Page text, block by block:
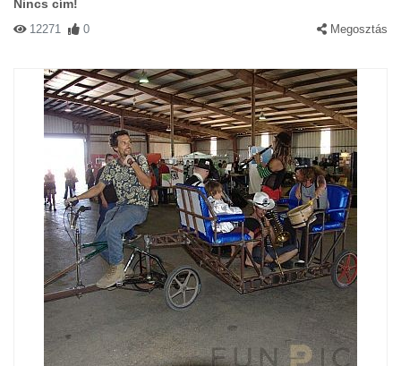
Nincs cím!
12271 0 Megosztás